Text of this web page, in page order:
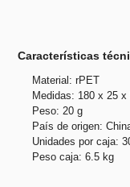
Características
Material: rPET
Medidas: 180 x 25
Peso: 20 g
País de origen:
Unidades por caja:
Peso caja: 6.5 kg